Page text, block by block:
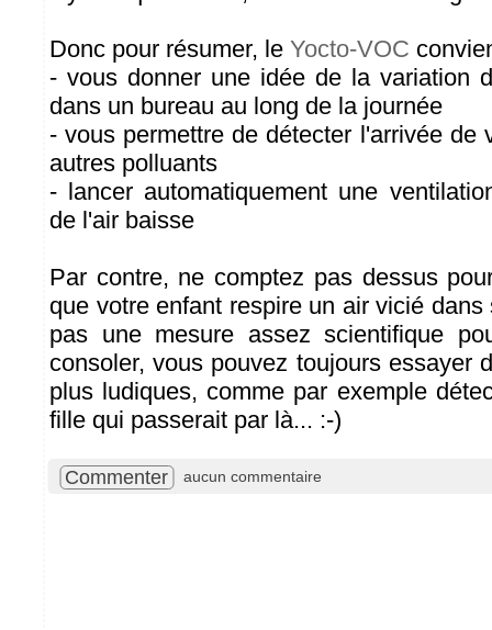
Donc pour résumer, le Yocto-VOC
- vous donner une idée de la variation
dans un bureau au long de la journée
- vous permettre de détecter l'arrivée de
autres polluants
- lancer automatiquement une
de l'air baisse
Par contre, ne comptez pas dessus
que votre enfant respire un air vicié
pas une mesure assez scientifique
consoler, vous pouvez toujours essayer
plus ludiques, comme par exemple
fille qui passerait par là... :-)
Commenter aucun commentaire